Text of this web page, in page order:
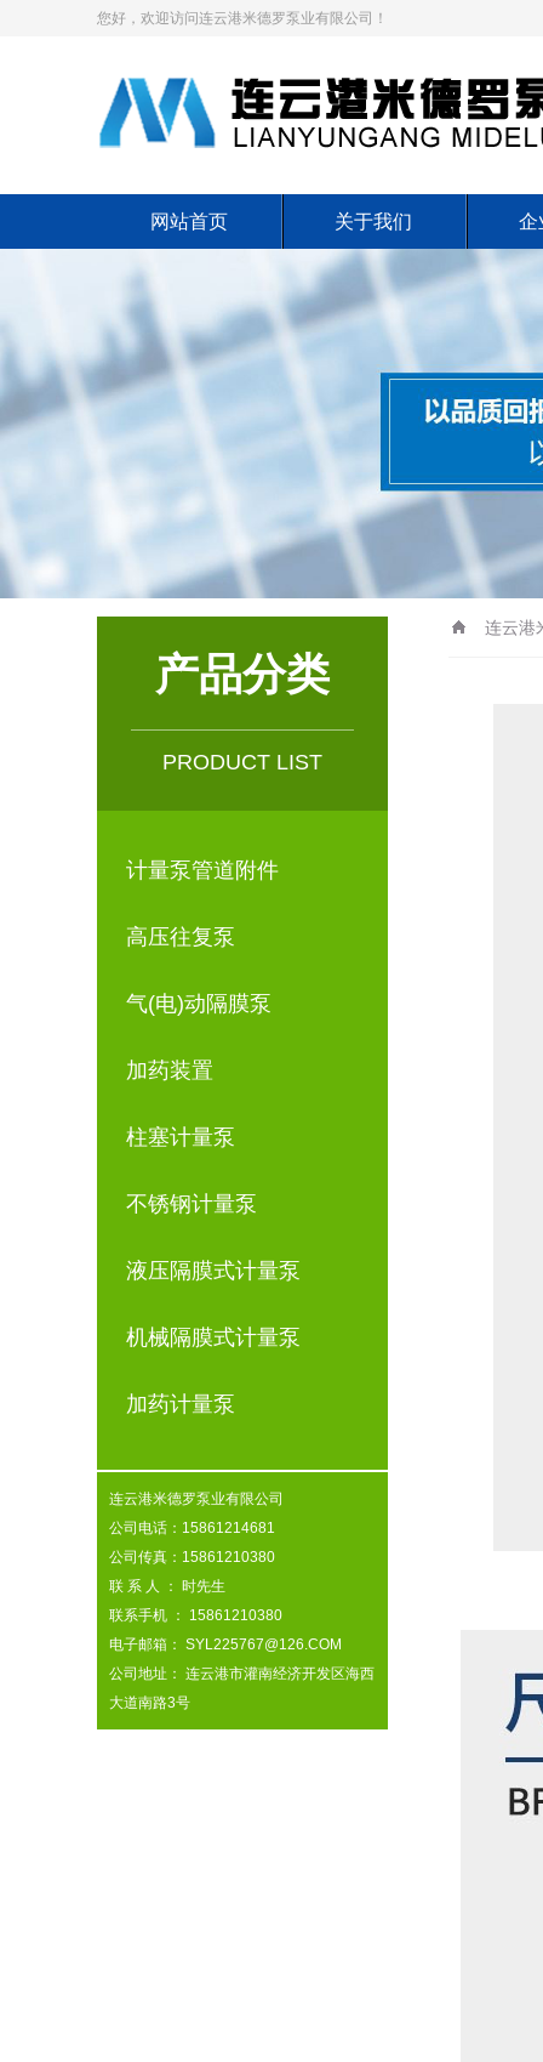
您好，欢迎访问连云港米德罗泵业有限公司！
网站首页 关于我们 企
产品分类
PRODUCT LIST
计量泵管道附件
高压往复泵
气(电)动隔膜泵
加药装置
柱塞计量泵
不锈钢计量泵
液压隔膜式计量泵
机械隔膜式计量泵
加药计量泵
连云港米德罗泵业有限公司
公司电话：15861214681
公司传真：15861210380
联 系 人 ： 时先生
联系手机 ： 15861210380
电子邮箱： SYL225767@126.COM
公司地址： 连云港市灌南经济开发区海西
大道南路3号
连云港